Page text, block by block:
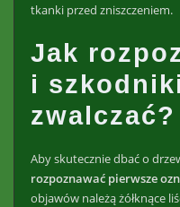
tkanki przed zniszczeniem.
Jak
i
zwalczać?
Aby skutecznie dbać o
rozpoznawać pierwsze
objawów należą żółknące